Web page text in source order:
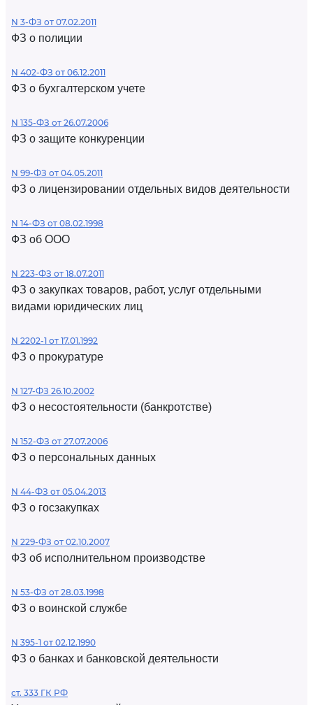
N 3-ФЗ от 07.02.2011
ФЗ о полиции
N 402-ФЗ от 06.12.2011
ФЗ о бухгалтерском учете
N 135-ФЗ от 26.07.2006
ФЗ о защите конкуренции
N 99-ФЗ от 04.05.2011
ФЗ о лицензировании отдельных видов деятельности
N 14-ФЗ от 08.02.1998
ФЗ об ООО
N 223-ФЗ от 18.07.2011
ФЗ о закупках товаров, работ, услуг отдельными
видами юридических лиц
N 2202-1 от 17.01.1992
ФЗ о прокуратуре
N 127-ФЗ 26.10.2002
ФЗ о несостоятельности (банкротстве)
N 152-ФЗ от 27.07.2006
ФЗ о персональных данных
N 44-ФЗ от 05.04.2013
ФЗ о госзакупках
N 229-ФЗ от 02.10.2007
ФЗ об исполнительном производстве
N 53-ФЗ от 28.03.1998
ФЗ о воинской службе
N 395-1 от 02.12.1990
ФЗ о банках и банковской деятельности
ст. 333 ГК РФ